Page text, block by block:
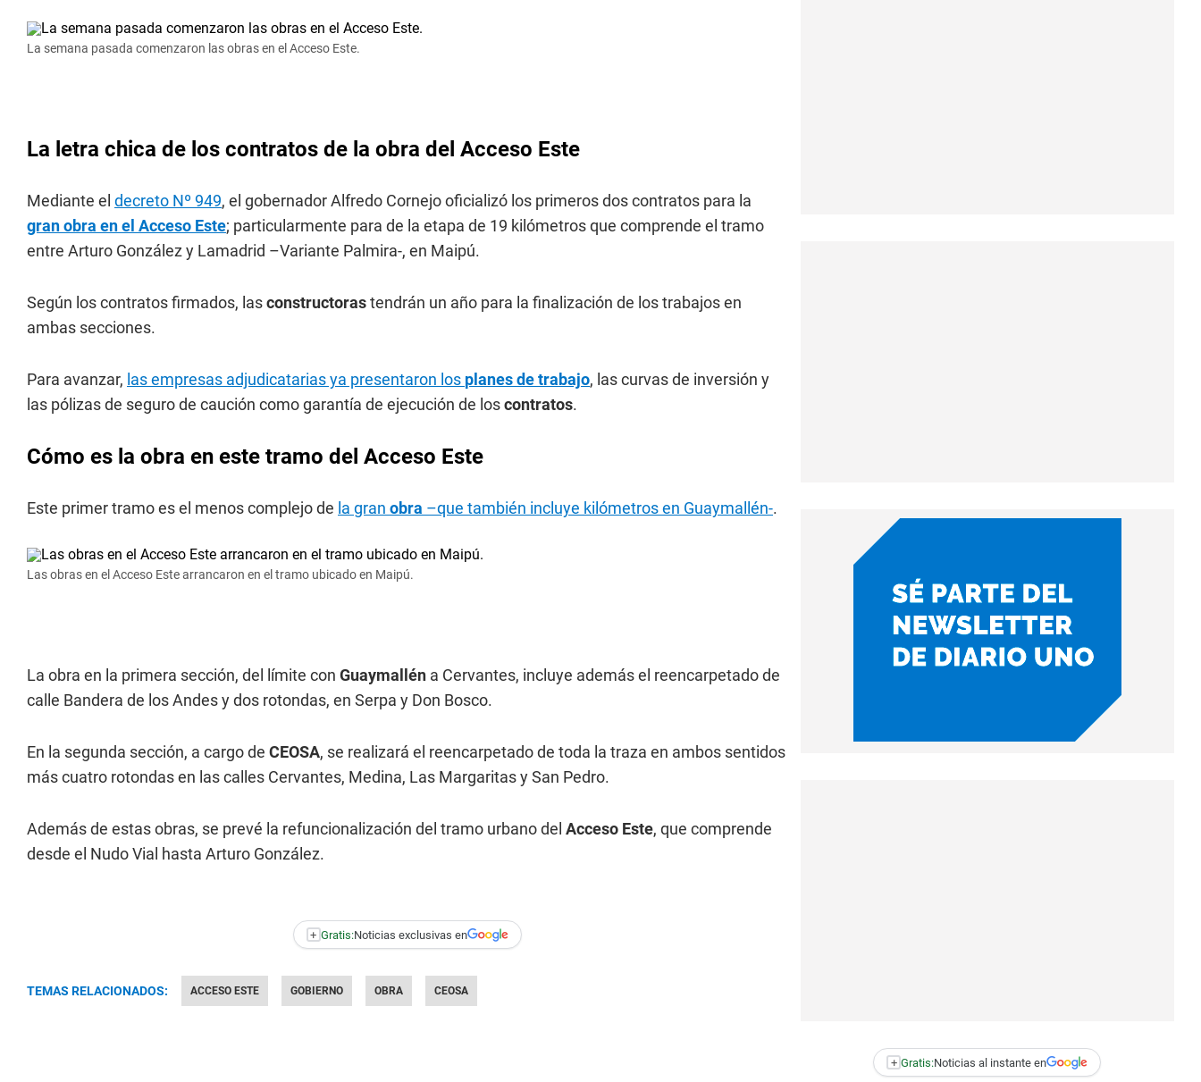
La semana pasada comenzaron las obras en el Acceso Este.
La letra chica de los contratos de la obra del Acceso Este
Mediante el decreto Nº 949, el gobernador Alfredo Cornejo oficializó los primeros dos contratos para la
gran obra en el Acceso Este; particularmente para de la etapa de 19 kilómetros que comprende el tramo
entre Arturo González y Lamadrid –Variante Palmira-, en Maipú.
Según los contratos firmados, lasconstructorastendrán un año para la finalización de los trabajos en
ambas secciones.
Para avanzar, las empresas adjudicatarias ya presentaron los planes de trabajo, las curvas de inversión y
las pólizas de seguro de caución como garantía de ejecución de loscontratos.
Cómo es la obra en este tramo del Acceso Este
Este primer tramo es el menos complejo de la gran obra –que también incluye kilómetros en Guaymallén-.
Las obras en el Acceso Este arrancaron en el tramo ubicado en Maipú.
La obra en la primera sección, del límite con Guaymallén a Cervantes, incluye además el reencarpetado de
calle Bandera de los Andes y dos rotondas, en Serpa y Don Bosco.
En la segunda sección, a cargo de CEOSA, se realizará el reencarpetado de toda la traza en ambos sentidos
más cuatro rotondas en las calles Cervantes, Medina, Las Margaritas y San Pedro.
Además de estas obras, se prevé la refuncionalización del tramo urbano del Acceso Este, que comprende
desde el Nudo Vial hasta Arturo González.
+ Gratis:Noticias exclusivas en
TEMAS RELACIONADOS: ACCESO ESTE GOBIERNO OBRA CEOSA
+ Gratis:Noticias al instante en